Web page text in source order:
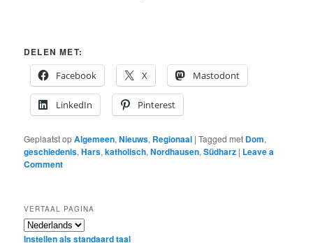
DELEN MET:
Facebook
X Mastodont
LinkedIn Pinterest
Geplaatst opAlgemeen,Nieuws, Regionaal |Tagged met Dom,
geschiedenis,Hars,katholisch,Nordhausen,Südharz | Leave a
Comment
VERTAAL PAGINA
Instellen als standaard taal